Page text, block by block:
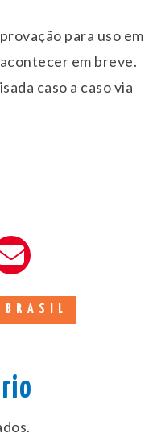
para uso em
em breve.
caso a caso via
BRASIL